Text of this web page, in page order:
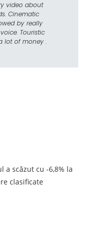
video about
Cinematic
by really
Touristic
lot of money .